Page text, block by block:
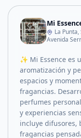
Mi
La Punta,
Avenida
✨ Mi Essence es
aromatización y
espacios y
fragancias.
perfumes
y experiencias
incluye difusores,
fragancias